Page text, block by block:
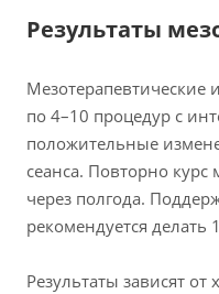
Результаты
по 4–10 процедур с
положительные
сеанса. Повторно
через полгода.
рекомендуется делать
Результаты зависят от